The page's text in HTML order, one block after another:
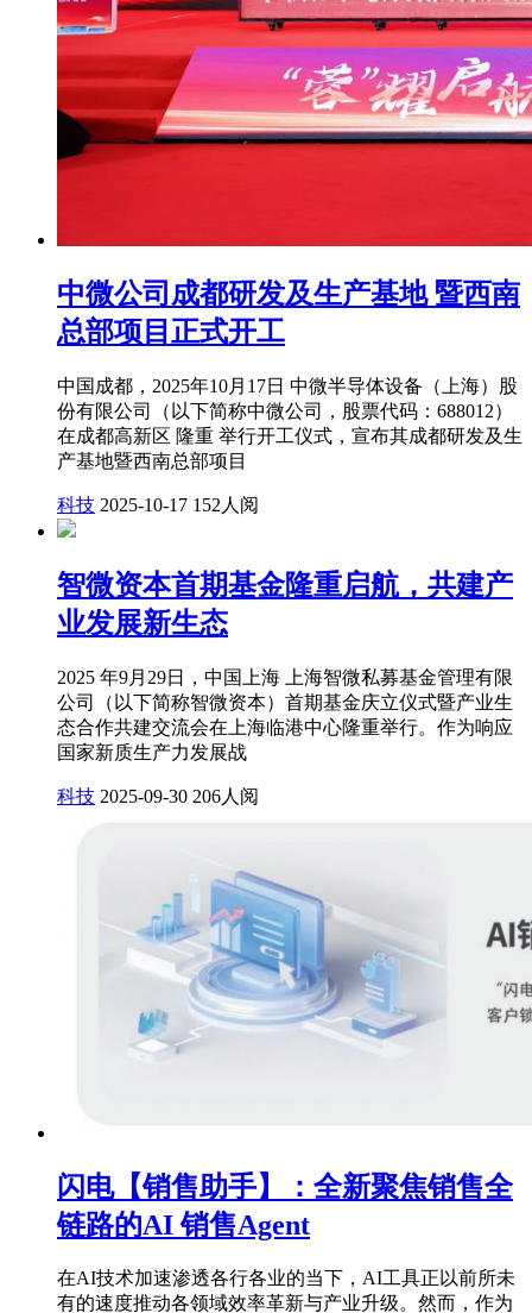
中微公司成都研发及生产基地 暨西南
总部项目正式开工
中国成都，2025年10月17日 中微半导体设备（上海）股
份有限公司（以下简称中微公司，股票代码：688012）
在成都高新区 隆重 举行开工仪式，宣布其成都研发及生
产基地暨西南总部项目
科技 2025-10-17 152人阅
智微资本首期基金隆重启航，共建产
业发展新生态
2025 年9月29日，中国上海 上海智微私募基金管理有限
公司（以下简称智微资本）首期基金庆立仪式暨产业生
态合作共建交流会在上海临港中心隆重举行。作为响应
国家新质生产力发展战
科技 2025-09-30 206人阅
闪电【销售助手】：全新聚焦销售全
链路的AI 销售Agent
在AI技术加速渗透各行各业的当下，AI工具正以前所未
有的速度推动各领域效率革新与产业升级。然而，作为